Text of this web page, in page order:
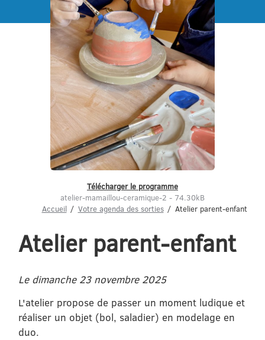
Menu
Télécharger le programme
atelier-mamaillou-ceramique-2 - 74.30kB
Accueil
Votre agenda des sorties Atelier parent-enfant
Atelier parent-enfant
Le dimanche 23 novembre 2025
L'atelier propose de passer un moment ludique et
réaliser un objet (bol, saladier) en modelage en
duo.